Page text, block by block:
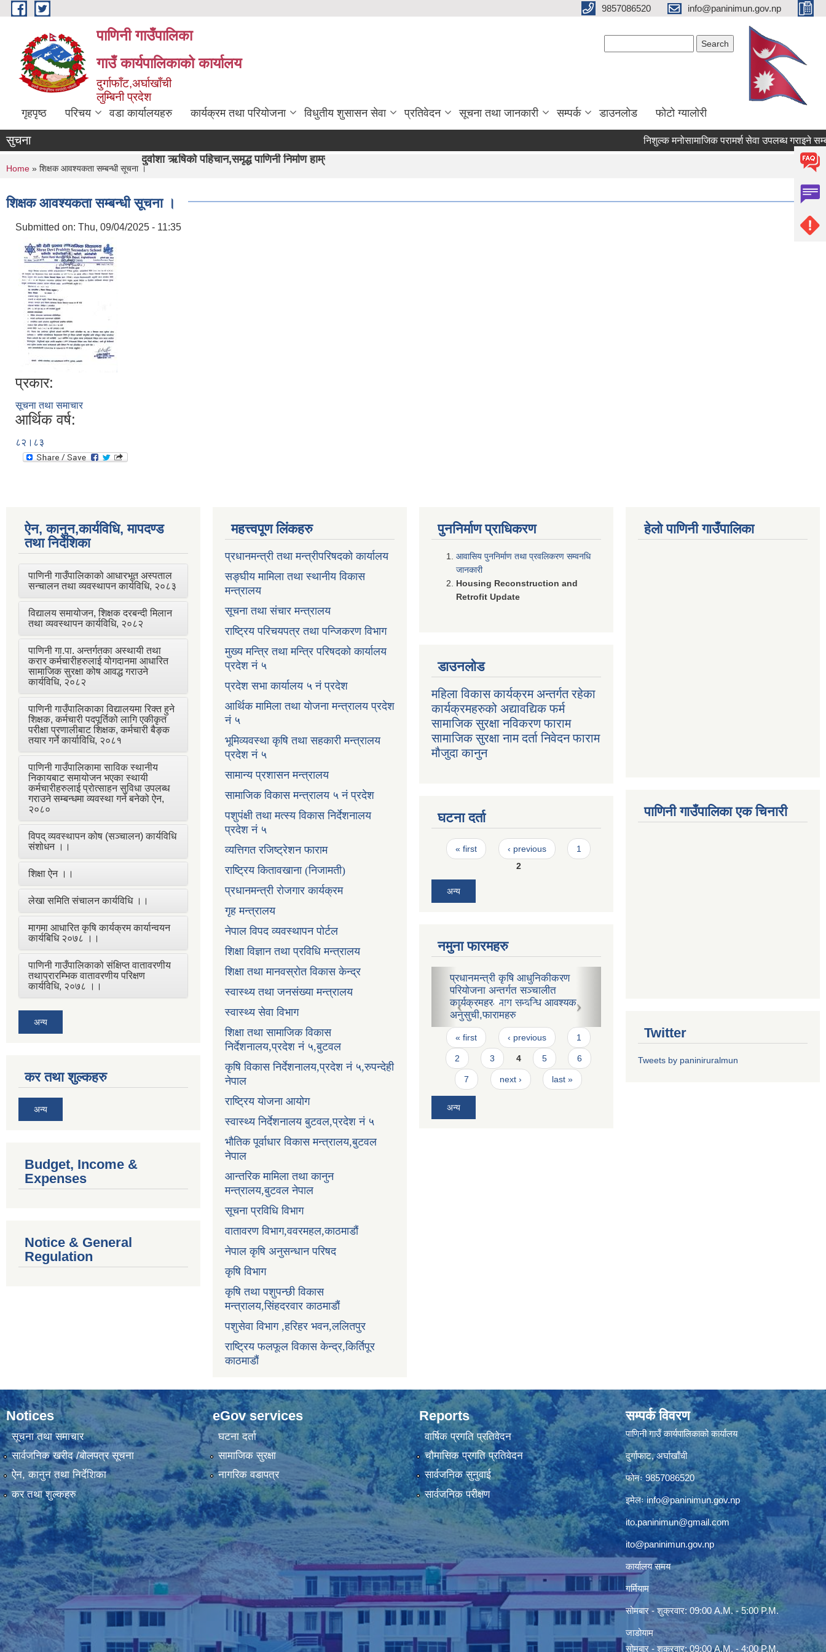
Skip to main content 9857086520 info@paninimun.gov.np
पाणिनी गाउँपालिका
गाउँ कार्यपालिकाको कार्यालय
दुर्गाफाँट,अर्घाखाँची
लुम्बिनी प्रदेश
गृहपृष्ठ परिचय वडा कार्यालयहरु कार्यक्रम तथा परियोजना विधुतीय शुसासन सेवा प्रतिवेदन सूचना तथा जानकारी सम्पर्क डाउनलोड फोटो ग्यालोरी
"पाणिनी र दुर्वाशा ऋषिको पहिचान,समृद्ध पाणिनी निर्माण हाम्रो अभीयान"।
सुचना निशुल्क मनोसामाजिक परामर्श सेवा उपलब्ध गराइने सम्बन्धि
You are here
Home » शिक्षक आवश्यकता सम्बन्धी सूचना ।
शिक्षक आवश्यकता सम्बन्धी सूचना ।
Submitted on: Thu, 09/04/2025 - 11:35
प्रकार:
सूचना तथा समाचार
आर्थिक वर्ष:
८२।८३
ऐन, कानुन,कार्यविधि, मापदण्ड
तथा निर्देशिका
पाणिनी गाउँपालिकाको आधारभूत अस्पताल
सन्चालन तथा व्यवस्थापन कार्यविधि, २०८३
विद्यालय समायोजन, शिक्षक दरबन्दी मिलान
तथा व्यवस्थापन कार्यविधि, २०८२
पाणिनी गा.पा. अन्तर्गतका अस्थायी तथा
करार कर्मचारीहरुलाई योगदानमा आधारित
सामाजिक सुरक्षा कोष आवद्ध गराउने
कार्यविधि, २०८२
पाणिनी गाउँपालिकाका विद्यालयमा रिक्त हुने
शिक्षक, कर्मचारी पदपूर्तिको लागि एकीकृत
परीक्षा प्रणालीबाट शिक्षक, कर्मचारी बैङ्क
तयार गर्ने कार्याविधि, २०८१
पाणिनी गाउँपालिकामा साविक स्थानीय
निकायबाट समायोजन भएका स्थायी
कर्मचारीहरुलाई प्रोत्साहन सुविधा उपलब्ध
गराउने सम्बन्धमा व्यवस्था गर्न बनेको ऐन,
२०८०
विपद् व्यवस्थापन कोष (सञ्चालन) कार्यविधि
संशोधन ।।
शिक्षा ऐन ।।
लेखा समिति संचालन कार्यविधि ।।
मागमा आधारित कृषि कार्यक्रम कार्यान्वयन
कार्यबिधि २०७८ ।।
पाणिनी गाउँपालिकाको संक्षिप्त वातावरणीय
तथाप्रारम्भिक वातावरणीय परिक्षण
कार्यविधि, २०७८ ।।
अन्य
कर तथा शुल्कहरु
अन्य
Budget, Income &
Expenses
Notice & General
Regulation
महत्त्वपूण लिंकहरु
प्रधानमन्त्री तथा मन्त्रीपरिषदको कार्यालय
सङ्घीय मामिला तथा स्थानीय विकास
मन्त्रालय
सूचना तथा संचार मन्त्रालय
राष्ट्रिय परिचयपत्र तथा पन्जिकरण विभाग
मुख्य मन्त्रि तथा मन्त्रि परिषदको कार्यालय
प्रदेश नं ५
प्रदेश सभा कार्यालय ५ नं प्रदेश
आर्थिक मामिला तथा योजना मन्त्रालय प्रदेश
नं ५
भूमिव्यवस्था कृषि तथा सहकारी मन्त्रालय
प्रदेश नं ५
सामान्य प्रशासन मन्त्रालय
सामाजिक विकास मन्त्रालय ५ नं प्रदेश
पशुपंक्षी तथा मत्स्य विकास निर्देशनालय
प्रदेश नं ५
व्यत्तिगत रजिष्ट्रेशन फाराम
राष्ट्रिय कितावखाना (निजामती)
प्रधानमन्त्री रोजगार कार्यक्रम
गृह मन्त्रालय
नेपाल विपद व्यवस्थापन पोर्टल
शिक्षा विज्ञान तथा प्रविधि मन्त्रालय
शिक्षा तथा मानवस्रोत विकास केन्द्र
स्वास्थ्य तथा जनसंख्या मन्त्रालय
स्वास्थ्य सेवा विभाग
शिक्षा तथा सामाजिक विकास
निर्देशनालय,प्रदेश नं ५,बुटवल
कृषि विकास निर्देशनालय,प्रदेश नं ५,रुपन्देही
नेपाल
राष्ट्रिय योजना आयोग
स्वास्थ्य निर्देशनालय बुटवल,प्रदेश नं ५
भौतिक पूर्वाधार विकास मन्त्रालय,बुटवल
नेपाल
आन्तरिक मामिला तथा कानुन
मन्त्रालय,बुटवल नेपाल
सूचना प्रविधि विभाग
वातावरण विभाग,ववरमहल,काठमाडौं
नेपाल कृषि अनुसन्धान परिषद
कृषि विभाग
कृषि तथा पशुपन्छी विकास
मन्त्रालय,सिंहदरवार काठमाडौं
पशुसेवा विभाग ,हरिहर भवन,ललितपुर
राष्ट्रिय फलफूल विकास केन्द्र,किर्तिपूर
काठमाडौं
पुननिर्माण प्राधिकरण
आवासिय पुननिर्माण तथा प्रवलिकरण सम्वनधि
जानकारी
Housing Reconstruction and
Retrofit Update
डाउनलोड
महिला विकास कार्यक्रम अन्तर्गत रहेका
कार्यक्रमहरुको अद्यावद्यिक फर्म
सामाजिक सुरक्षा नविकरण फाराम
सामाजिक सुरक्षा नाम दर्ता निवेदन फाराम
मौजुदा कानुन
घटना दर्ता
Pages
« first ‹ previous
1
2
अन्य
नमुना फारमहरु
प्रधानमन्त्री कृषि आधुनिकीकरण
परियोजना अन्तर्गत सञ्चालीत
अनुसुची,फारामहरु
कृषक समूहको नमुना विधान
Pages
« first ‹ previous 1
2 3 4 5 6
7 next › last »
अन्य
हेलो पाणिनी गाउँपालिका
पाणिनी गाउँपालिका एक चिनारी
Twitter
Tweets by paniniruralmun
Notices
सूचना तथा समाचार
सार्वजनिक खरीद /बोलपत्र सूचना
ऐन, कानुन तथा निर्देशिका
कर तथा शुल्कहरु
eGov services
घटना दर्ता
सामाजिक सुरक्षा
नागरिक वडापत्र
Reports
वार्षिक प्रगति प्रतिवेदन
चौमासिक प्रगति प्रतिवेदन
सार्वजनिक सुनुवाई
सार्वजनिक परीक्षण
सम्पर्क विवरण
पाणिनी गाउँ कार्यपालिकाको कार्यालय
दुर्गाफाट, अर्घाखाँची
फोनः 9857086520
इमेलःinfo@paninimun.gov.np
ito.paninimun@gmail.com
ito@paninimun.gov.np
कार्यालय समय
गर्मियाम
सोमबार - शुक्रवार: 09:00 A.M. - 5:00 P.M.
जाडोयाम
सोमबार - शुक्रवार: 09:00 A.M. - 4:00 P.M.